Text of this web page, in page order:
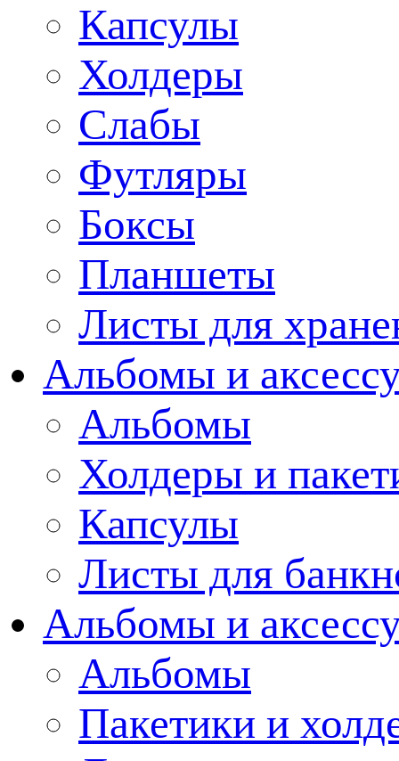
Капсулы
Холдеры
Слабы
Футляры
Боксы
Планшеты
Листы для
Альбомы и
Альбомы
Холдеры и
Капсулы
Листы для
Альбомы и
Альбомы
Пакетики и